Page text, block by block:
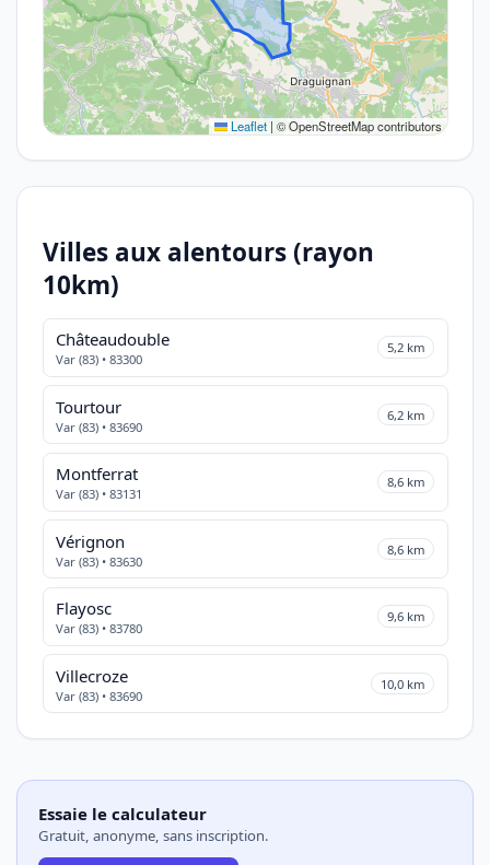
Leaflet | © OpenStreetMap contributors
Villes aux alentours (rayon
10km)
Châteaudouble
Var (83) • 83300
5,2 km
Tourtour
Var (83) • 83690
6,2 km
Montferrat
Var (83) • 83131
8,6 km
Vérignon
Var (83) • 83630
8,6 km
Flayosc
Var (83) • 83780
9,6 km
Villecroze
Var (83) • 83690
10,0 km
Essaie le calculateur
Gratuit, anonyme, sans inscription.